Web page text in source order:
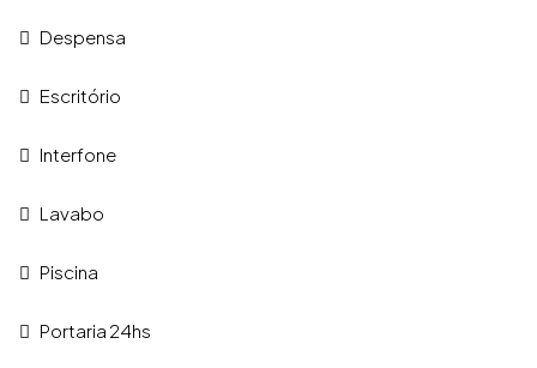
Despensa
Escritório
Interfone
Lavabo
Piscina
Portaria 24hs